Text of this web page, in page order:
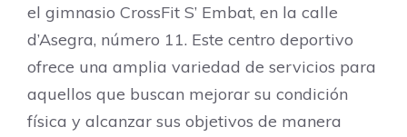
el gimnasio CrossFit S’ Embat, en la calle
d’Asegra, número 11. Este centro deportivo
ofrece una amplia variedad de servicios para
aquellos que buscan mejorar su condición
física y alcanzar sus objetivos de manera